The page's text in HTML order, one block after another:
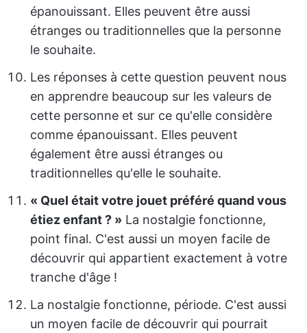
épanouissant. Elles peuvent être aussi
étranges ou traditionnelles que la personne
le souhaite.
Les réponses à cette question peuvent nous
en apprendre beaucoup sur les valeurs de
cette personne et sur ce qu'elle considère
comme épanouissant. Elles peuvent
également être aussi étranges ou
traditionnelles qu'elle le souhaite.
« Quel était votre jouet préféré quand vous
étiez enfant ? » La nostalgie fonctionne,
point final. C'est aussi un moyen facile de
découvrir qui appartient exactement à votre
tranche d'âge !
La nostalgie fonctionne, période. C'est aussi
un moyen facile de découvrir qui pourrait